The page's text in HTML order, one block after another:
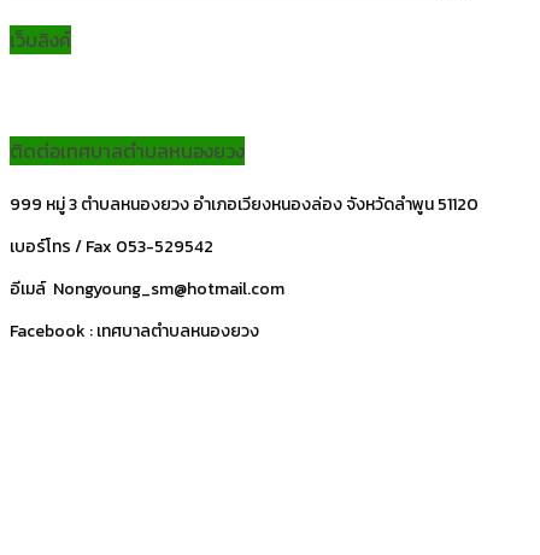
เว็บลิงค์
ติดต่อเทศบาลตำบลหนองยวง
999 หมู่ 3 ตำบลหนองยวง อำเภอเวียงหนองล่อง จังหวัดลำพูน 51120
เบอร์โทร / Fax 053-529542
อีเมล์ Nongyoung_sm@hotmail.com
Facebook : เทศบาลตำบลหนองยวง